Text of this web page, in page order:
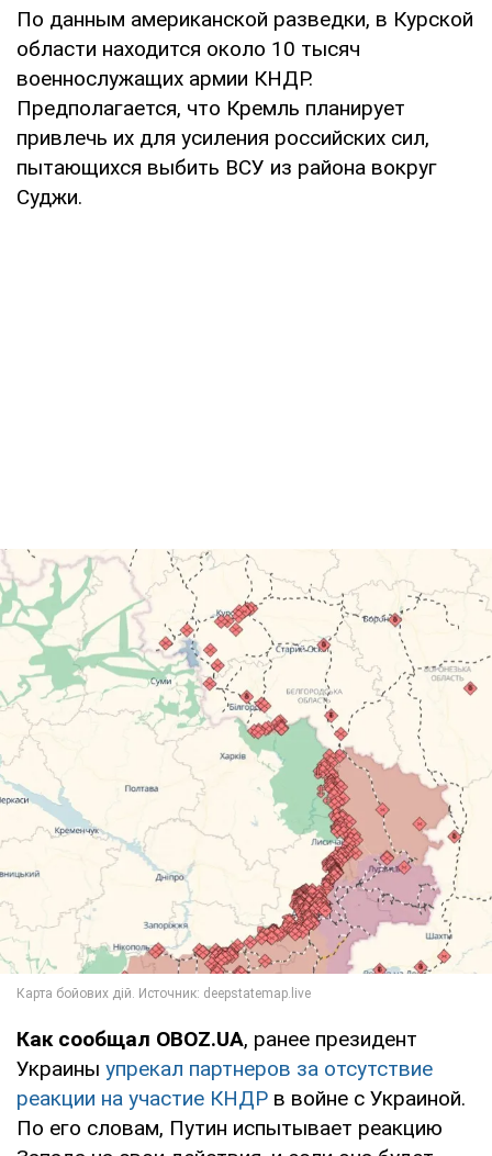
По данным американской разведки, в Курской
области находится около 10 тысяч
военнослужащих армии КНДР.
Предполагается, что Кремль планирует
привлечь их для усиления российских сил,
пытающихся выбить ВСУ из района вокруг
Суджи.
Как сообщал OBOZ.UA, ранее президент
Украины упрекал партнеров за отсутствие
реакции на участие КНДР в войне с Украиной.
По его словам, Путин испытывает реакцию